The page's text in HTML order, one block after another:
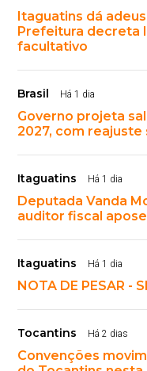
Itaguatins dá
Prefeitura decreta
facultativo
Brasil Há 1 dia
Governo projeta
2027, com reajuste
Itaguatins Há 1 dia
Deputada Vanda
auditor fiscal
Itaguatins Há 1 dia
NOTA DE PESAR -
Tocantins Há 2 dias
Convenções